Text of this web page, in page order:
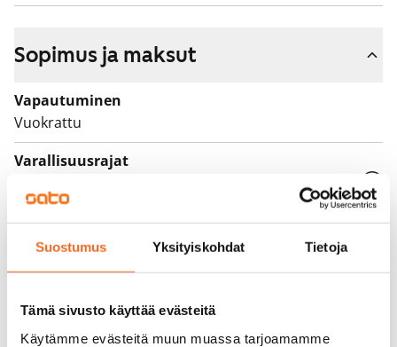
Suostumus Yksityiskohdat Tietoja
Tämä sivusto käyttää evästeitä
Käytämme evästeitä muun muassa tarjoamamme
Sopimus ja maksut
Vapautuminen
Vuokrattu
Varallisuusrajat
Vuokra
Vuokravakuus
0 €, (yrityksille min. 1 kk vuokra)
Kotivakuutus
Pakollinen, ei sisälly vuokraan